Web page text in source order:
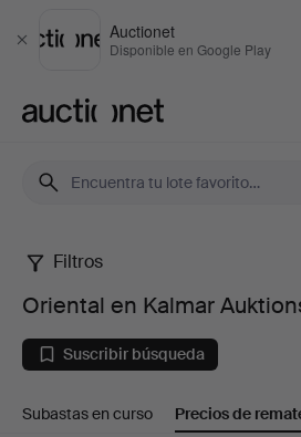
Cerrar
Auctionet
Disponible en Google Play
Oriental
en
Kalmar
Filtros
Oriental en Kalmar
Suscribir búsqueda
Subastas en curso Precios de